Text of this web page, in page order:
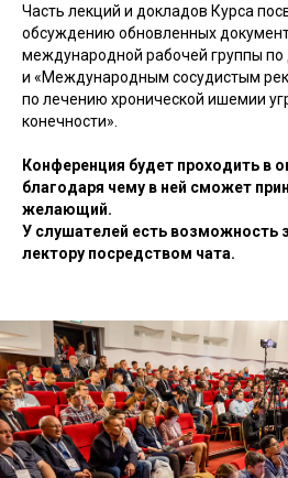
Часть лекций и докладов Курса
обсуждению обновленных
международной рабочей группы по
и «Международным сосудистым
по лечению хронической ишемии
конечности».
Конференция будет проходить в
благодаря чему в ней сможет
желающий.
У слушателей есть возможность
лектору посредством чата.